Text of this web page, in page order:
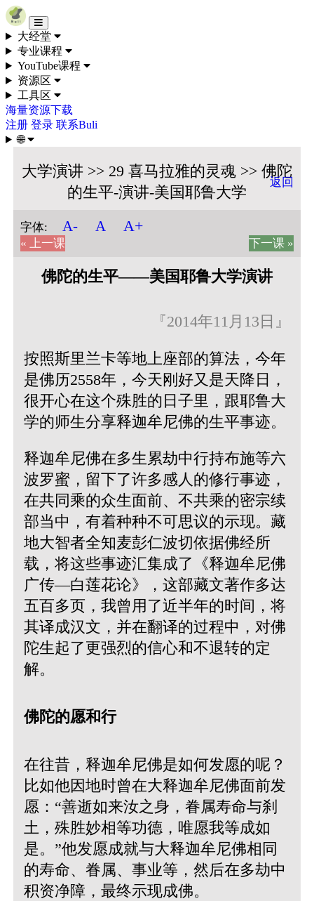
Skip to content
大经堂
专业课程
YouTube课程
资源区
工具区
海量资源下载
注册 登录 联系Buli
🌐
大学演讲 >> 29 喜马拉雅的灵魂 >> 佛陀
的生平-演讲-美国耶鲁大学
返回
字体: A- A A+
« 上一课 下一课 »
佛陀的生平——美国耶鲁大学演讲
『2014年11月13日』
按照斯里兰卡等地上座部的算法，今年
是佛历2558年，今天刚好又是天降日，
很开心在这个殊胜的日子里，跟耶鲁大
学的师生分享释迦牟尼佛的生平事迹。
释迦牟尼佛在多生累劫中行持布施等六
波罗蜜，留下了许多感人的修行事迹，
在共同乘的众生面前、不共乘的密宗续
部当中，有着种种不可思议的示现。藏
地大智者全知麦彭仁波切依据佛经所
载，将这些事迹汇集成了《释迦牟尼佛
广传—白莲花论》，这部藏文著作多达
五百多页，我曾用了近半年的时间，将
其译成汉文，并在翻译的过程中，对佛
陀生起了更强烈的信心和不退转的定
解。
佛陀的愿和行
在往昔，释迦牟尼佛是如何发愿的呢？
比如他因地时曾在大释迦牟尼佛面前发
愿：“善逝如来汝之身，眷属寿命与刹
土，殊胜妙相等功德，唯愿我等成如
是。”他发愿成就与大释迦牟尼佛相同
的寿命、眷属、事业等，然后在多劫中
积资净障，最终示现成佛。